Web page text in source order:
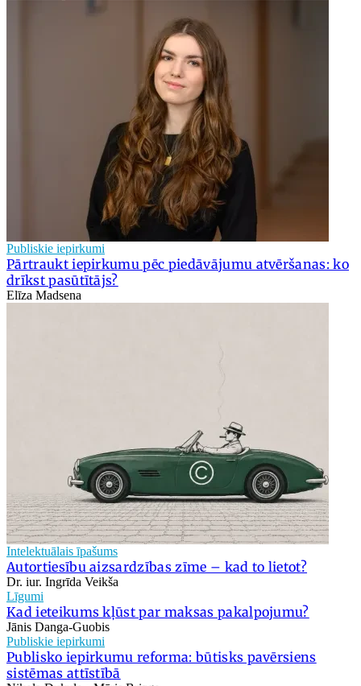
Publiskie iepirkumi
Pārtraukt iepirkumu pēc piedāvājumu atvēršanas: ko
drīkst pasūtītājs?
Elīza Madsena
Intelektuālais īpašums
Autortiesību aizsardzības zīme – kad to lietot?
Dr. iur. Ingrīda Veikša
Līgumi
Kad ieteikums kļūst par maksas pakalpojumu?
Jānis Danga-Guobis
Publiskie iepirkumi
Publisko iepirkumu reforma: būtisks pavērsiens
sistēmas attīstībā